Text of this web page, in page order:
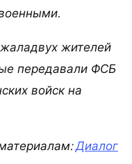
жителей
передавали ФСБ
войск на
Диалог